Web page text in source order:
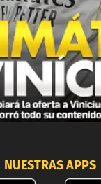
NUESTRAS APPS